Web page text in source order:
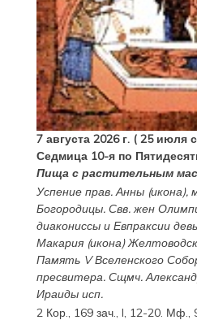
7 августа 2026 г. ( 25 июля
Седмица 10-я по
Пища с растительным
Успение прав.Анны(икона),
Богородицы. Свв. жен
диакониссы и Евпраксии
Макария(икона)
Память V Вселенского
пресвитера. Сщмч.
Ираидыисп.
2 Кор., 169 зач., I, 12-20. Мф.,